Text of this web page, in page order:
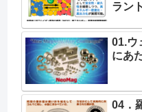
ラン
01.ウ
にあ
04．